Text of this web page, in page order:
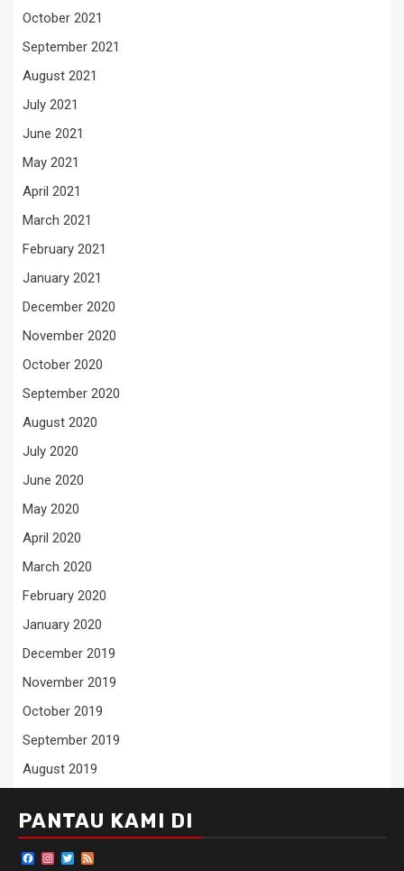
October 2021
September 2021
August 2021
July 2021
June 2021
May 2021
April 2021
March 2021
February 2021
January 2021
December 2020
November 2020
October 2020
September 2020
August 2020
July 2020
June 2020
May 2020
April 2020
March 2020
February 2020
January 2020
December 2019
November 2019
October 2019
September 2019
August 2019
PANTAU KAMI DI
Facebook
Instagram
Twitter